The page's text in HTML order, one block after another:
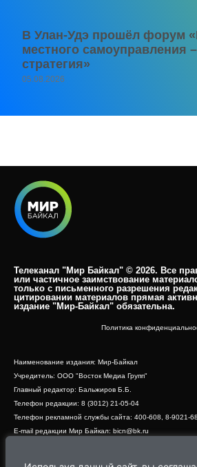
В Улан-Удэ прошёл форум
местного самоуправления
стратегия»
05.08.2026
Телеканал "Мир Байкал" © 2026. Все
или частичное заимствование
только с письменного разрешения
цитировании материалов прямая
издание "Мир-Байкал" обязательна.​
Политика
Наименование издания: Мир-Байкал
Учредитель: ООО "Восток Медиа Групп"
Главный редактор: Бальжиров Б.Б.
Телефон редакции: 8 (3012) 21-05-04
Телефон рекламной службы сайта: 400-608, 8-9021-
E-mail редакции Мир Байкал: bicn@bk.ru
Адрес редакции: 670000, г. Улан-Удэ, ул.